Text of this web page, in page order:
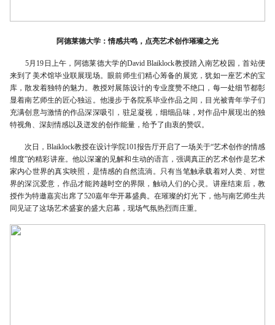
‌阿德莱德大学：情感共鸣，点亮艺术创作璀璨之光
5月19日上午，阿德莱德大学的David Blaiklock教授踏入南艺校园，首站便
来到了美术馆毕业联展现场。眼前师生们精心筹备的展览，犹如一座艺术的宝
库，散发着独特的魅力。教授对展陈设计的专业度赞不绝口，每一处细节都彰
显着南艺师生的匠心独运。他漫步于各院系毕业作品之间，目光被青年学子们
充满创意与激情的作品深深吸引，驻足凝视，细细品味，对作品中展现出的独
特视角、深刻情感以及迸发的创作能量，给予了由衷的赞叹。
次日，Blaiklock教授在设计学院101报告厅开启了一场关于“艺术创作的情感
维度”的精彩讲座。他以深邃的见解和生动的语言，强调真正的艺术创作是艺术
家内心世界的真实映照，是情感的自然流淌。只有当笔触承载着对人类、对世
界的深沉爱意，作品才能跨越时空的界限，触动人们的心灵。讲座结束后，教
授作为特邀嘉宾出席了520嘉年华开幕盛典。在璀璨的灯光下，他与南艺师生共
同见证了这场艺术盛宴的盛大启幕，现场气氛热烈而庄重。